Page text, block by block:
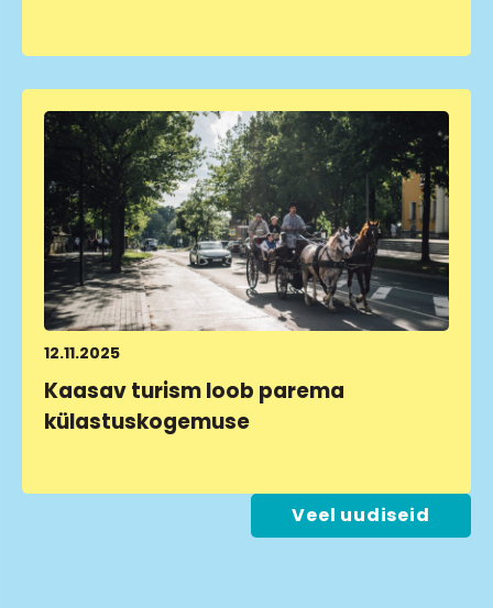
12.11.2025
Kaasav turism loob parema
külastuskogemuse
Veel uudiseid